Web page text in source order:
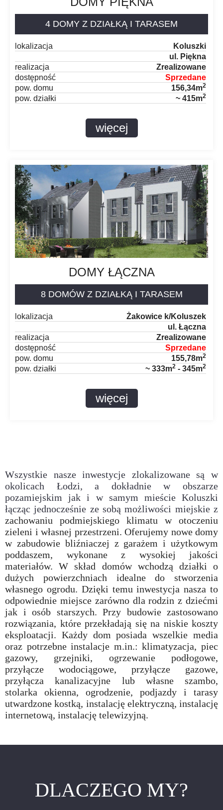
4 DOMY Z DZIAŁKĄ I TARASEM
lokalizacja
Koluszki
ul. Piękna
realizacja
Zrealizowane
dostępność
Sprzedane
pow. domu
156,34m2
pow. działki ~ 415m2
więcej
DOMY ŁĄCZNA
8 DOMÓW Z DZIAŁKĄ I TARASEM
lokalizacja
Żakowice k/Koluszek
ul. Łączna
realizacja
Zrealizowane
dostępność
Sprzedane
pow. domu
155,78m2
pow. działki ~ 333m2 - 345m2
więcej
Wszystkie nasze inwestycje zlokalizowane są w
okolicach Łodzi, a dokładnie w obszarze
pozamiejskim jak i w samym mieście Koluszki
łącząc jednocześnie ze sobą możliwości miejskie z
zachowaniu podmiejskiego klimatu w otoczeniu
zieleni i własnej przestrzeni. Oferujemy nowe domy
w zabudowie bliźniaczej z garażem i użytkowym
poddaszem, wykonane z wysokiej jakości
materiałów. W skład domów wchodzą działki o
dużych powierzchniach idealne do stworzenia
własnego ogrodu. Dzięki temu inwestycja nasza to
odpowiednie miejsce zarówno dla rodzin z dziećmi
jak i osób starszych. Przy budowie zastosowano
rozwiązania, które przekładają się na niskie koszty
eksploatacji. Każdy dom posiada wszelkie media
oraz potrzebne instalacje m.in.: klimatyzacja, piec
gazowy, grzejniki, ogrzewanie podłogowe,
przyłącze wodociągowe, przyłącze gazowe,
przyłącza kanalizacyjne lub własne szambo,
stolarka okienna, ogrodzenie, podjazdy i tarasy
utwardzone kostką, instalację elektryczną, instalację
internetową, instalację telewizyjną.
DLACZEGO MY?